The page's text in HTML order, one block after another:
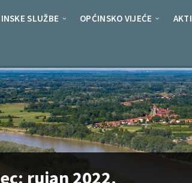
SLUŽBE OPĆINSKO VIJEĆE AKTI
rujan 2022.